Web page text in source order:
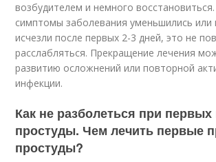
возбудителем и немного
симптомы заболевания уменьшились или
исчезли после первых 2-3 дней, это не
расслабляться. Прекращение лечения
развитию осложнений или повторной
инфекции.
Как не разболеться при первых
простуды. Чем лечить первые
простуды?